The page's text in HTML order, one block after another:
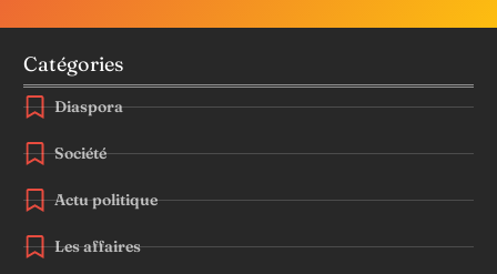
Catégories
Diaspora
Société
Actu politique
Les affaires